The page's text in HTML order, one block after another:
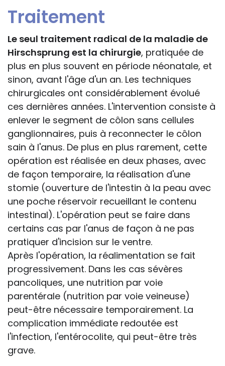
Traitement
Le seul traitement radical de la maladie de
Hirschsprung est la chirurgie, pratiquée de
plus en plus souvent en période néonatale, et
sinon, avant l'âge d'un an. Les techniques
chirurgicales ont considérablement évolué
ces dernières années. L'intervention consiste à
enlever le segment de côlon sans cellules
ganglionnaires, puis à reconnecter le côlon
sain à l'anus. De plus en plus rarement, cette
opération est réalisée en deux phases, avec
de façon temporaire, la réalisation d'une
stomie (ouverture de l'intestin à la peau avec
une poche réservoir recueillant le contenu
intestinal). L'opération peut se faire dans
certains cas par l'anus de façon à ne pas
pratiquer d'incision sur le ventre.
Après l'opération, la réalimentation se fait
progressivement. Dans les cas sévères
pancoliques, une nutrition par voie
parentérale (nutrition par voie veineuse)
peut-être nécessaire temporairement. La
complication immédiate redoutée est
l'infection, l'entérocolite, qui peut-être très
grave.